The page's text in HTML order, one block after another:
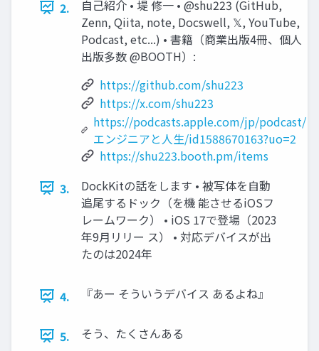
2.
自己紹介 • 堤 修一 • @shu223 (GitHub,
Zenn, Qiita, note, Docswell, 𝕏, YouTube,
Podcast, etc...) • 書籍（商業出版4冊、個人
出版多数 @BOOTH）:
https://github.com/shu223
https://x.com/shu223
https://podcasts.apple.com/jp/podcast/
エンジニアと人生/id1588670163?uo=2
https://shu223.booth.pm/items
3.
DockKitの話をします • 被写体を自動
追尾するドック（を機 能させるiOSフ
レームワーク） • iOS 17で登場（2023
年9月リリー ス） • 対応デバイスが出
たのは2024年
4. 『あー そういうデバイス あるよね』
5. そう、たくさんある